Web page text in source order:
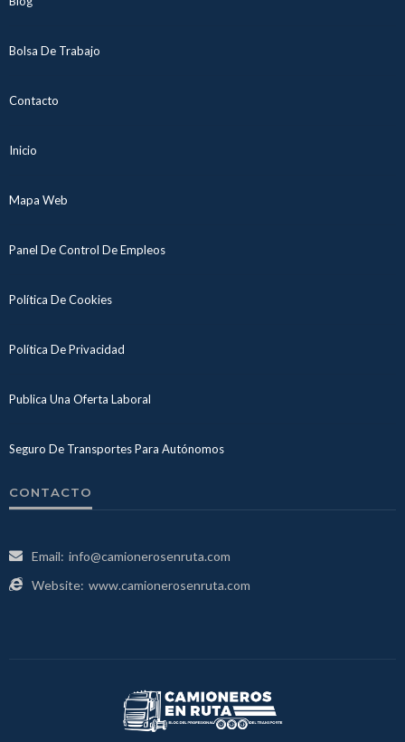
Bolsa De Trabajo
Contacto
Inicio
Mapa Web
Panel De Control De Empleos
Política De Cookies
Política De Privacidad
Publica Una Oferta Laboral
Seguro De Transportes Para Autónomos
CONTACTO
Email: info@camionerosenruta.com
Website: www.camionerosenruta.com